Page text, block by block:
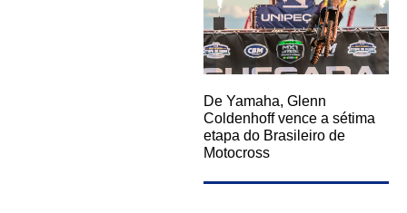
De Yamaha, Glenn
Coldenhoff vence a sétima
etapa do Brasileiro de
Motocross